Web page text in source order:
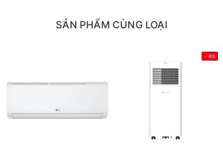
SẢN PHẨM CÙNG LOẠI
- 6%